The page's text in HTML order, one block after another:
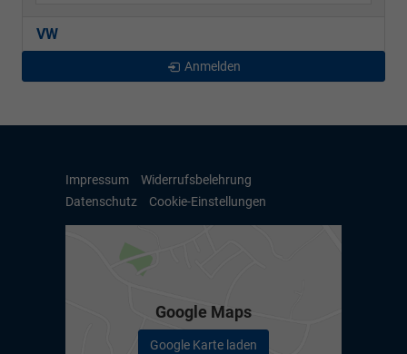
VW
Anmelden
Impressum
Widerrufsbelehrung
Datenschutz
Cookie-Einstellungen
Google Maps
Google Karte laden